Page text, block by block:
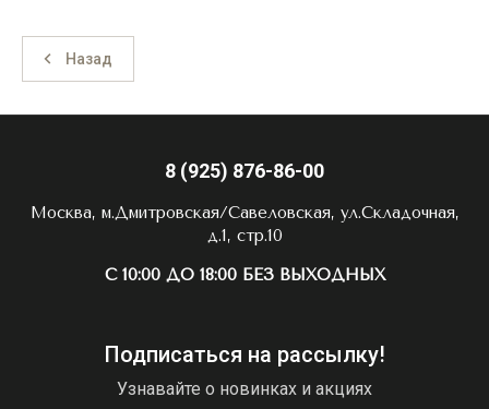
Назад
8 (925) 876-86-00
Москва, м.Дмитровская/Савеловская, ул.Складочная,
д.1, стр.10
С 10:00 ДО 18:00 БЕЗ ВЫХОДНЫХ
Подписаться на рассылку!
Узнавайте о новинках и акциях